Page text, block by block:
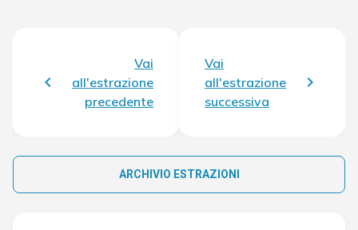
Vai
all'estrazione
precedente
Vai
all'estrazione
successiva
ARCHIVIO ESTRAZIONI